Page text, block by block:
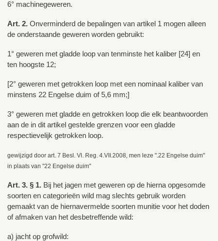
6° machinegeweren.
Art. 2. Onverminderd de bepalingen van artikel 1 mogen alleen
de onderstaande geweren worden gebruikt:
1° geweren met gladde loop van tenminste het kaliber [24] en
ten hoogste 12;
[2° geweren met getrokken loop met een nominaal kaliber van
minstens 22 Engelse duim of 5,6 mm;]
3° geweren met gladde en getrokken loop die elk beantwoorden
aan de in dit artikel gestelde grenzen voor een gladde
respectievelijk getrokken loop.
gewijzigd door art. 7 Besl. Vl. Reg. 4.VII.2008, men leze ".22 Engelse duim"
in plaats van "22 Engelse duim"
Art. 3. § 1. Bij het jagen met geweren op de hierna opgesomde
soorten en categorieën wild mag slechts gebruik worden
gemaakt van de hiernavermelde soorten munitie voor het doden
of afmaken van het desbetreffende wild:
a) jacht op grofwild: